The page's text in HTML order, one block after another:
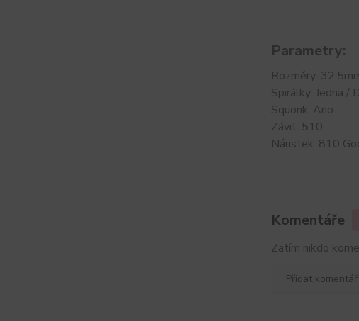
Parametry:
Rozměry:
Spirálky: Jedna /
Squonk: Ano
Závit: 510
Náustek: 810
Komentáře
Zatím nikdo
Přidat komentář